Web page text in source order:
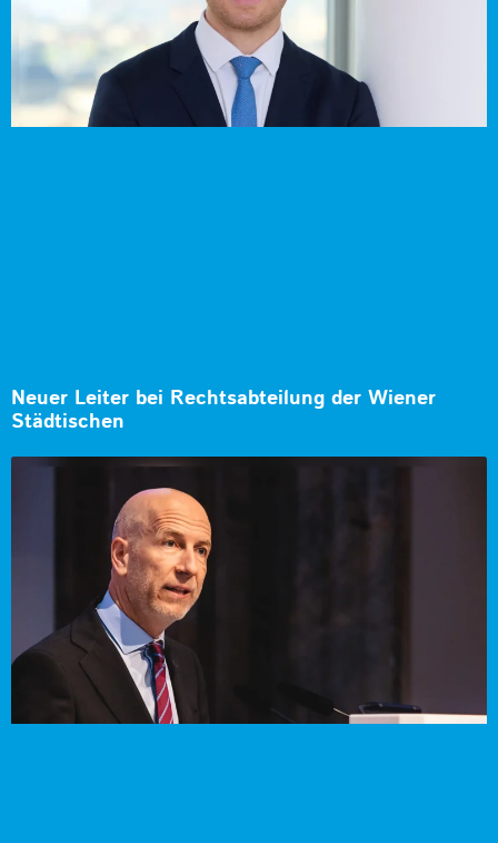
Neuer Leiter bei Rechtsabteilung der Wiener
Städtischen